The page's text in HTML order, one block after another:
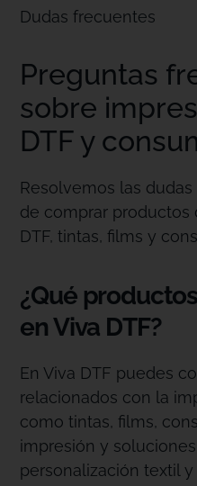
Dudas frecuentes
Preguntas
sobre
DTF y
Resolvemos las
de comprar productos
DTF, tintas, films y
¿Qué
en Viva DTF?
En Viva DTF puedes
relacionados con la
como tintas, films,
impresión y
personalización textil y